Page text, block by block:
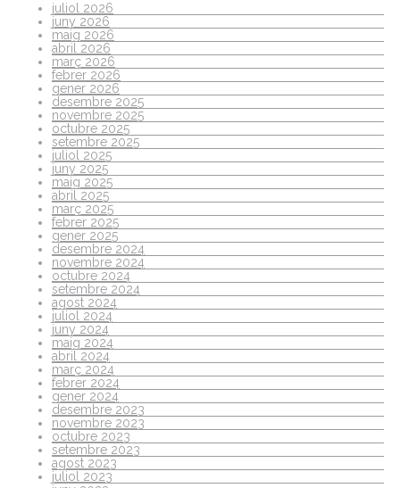
juliol 2026
juny 2026
maig 2026
abril 2026
març 2026
febrer 2026
gener 2026
desembre 2025
novembre 2025
octubre 2025
setembre 2025
juliol 2025
juny 2025
maig 2025
abril 2025
març 2025
febrer 2025
gener 2025
desembre 2024
novembre 2024
octubre 2024
setembre 2024
agost 2024
juliol 2024
juny 2024
maig 2024
abril 2024
març 2024
febrer 2024
gener 2024
desembre 2023
novembre 2023
octubre 2023
setembre 2023
agost 2023
juliol 2023